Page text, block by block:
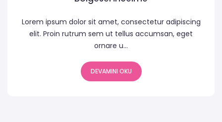
Lorem ipsum dolor sit amet, consectetur adipiscing
elit. Proin rutrum sem ut tellus accumsan, eget
ornare u...
DEVAMINI OKU